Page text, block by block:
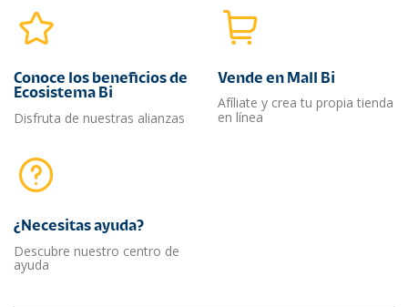
Conoce los beneficios de
Ecosistema Bi
Disfruta de nuestras alianzas
Vende en Mall Bi
Afíliate y crea tu propia tienda
en línea
¿Necesitas ayuda?​
Descubre nuestro centro de
ayuda